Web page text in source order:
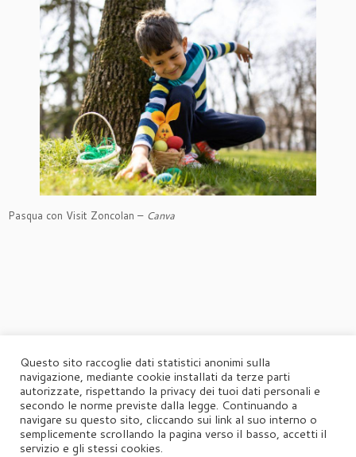
Pasqua con Visit Zoncolan – Canva
Questo sito raccoglie dati statistici anonimi sulla
navigazione, mediante cookie installati da terze parti
autorizzate, rispettando la privacy dei tuoi dati personali e
secondo le norme previste dalla legge. Continuando a
navigare su questo sito, cliccando sui link al suo interno o
semplicemente scrollando la pagina verso il basso, accetti il
servizio e gli stessi cookies.